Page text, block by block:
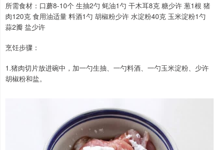
所需食材：口蘑8-10个 生抽2勺 蚝油1勺 干木耳8克 糖少许 葱1根 猪
肉120克 食用油适量 料酒1勺 胡椒粉少许 水淀粉40克 玉米淀粉1勺
蒜2瓣 盐少许
烹饪步骤：
1.猪肉切片放进碗中，加一勺生抽、一勺料酒、一勺玉米淀粉、少许
胡椒粉和盐。